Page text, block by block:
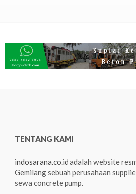
TENTANG KAMI
indosarana.co.id adalah website
Gemilang sebuah perusahaan
sewa concrete pump.